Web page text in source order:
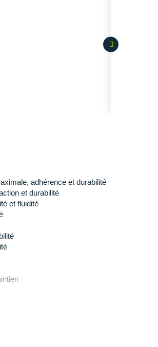
adhérence et durabilité
et durabilité
et fluidité